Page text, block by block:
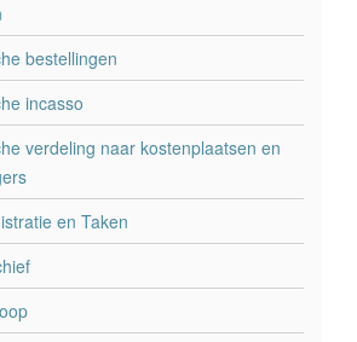
bestellingen
incasso
verdeling naar kostenplaatsen en
en Taken